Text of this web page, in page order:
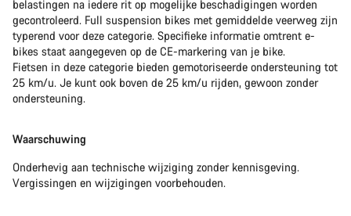
belastingen na iedere rit op mogelijke beschadigingen worden
gecontroleerd. Full suspension bikes met gemiddelde veerweg zijn
typerend voor deze categorie. Specifieke informatie omtrent e-
bikes staat aangegeven op de CE-markering van je bike.
Fietsen in deze categorie bieden gemotoriseerde ondersteuning tot
25 km/u. Je kunt ook boven de 25 km/u rijden, gewoon zonder
ondersteuning.
Waarschuwing
Onderhevig aan technische wijziging zonder kennisgeving.
Vergissingen en wijzigingen voorbehouden.